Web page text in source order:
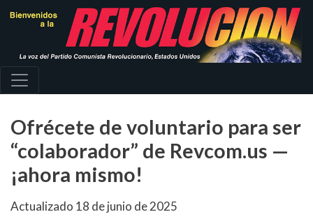
principal
Ofrécete de voluntario para ser
“colaborador” de Revcom.us —
¡ahora mismo!
Actualizado 18 de junio de 2025